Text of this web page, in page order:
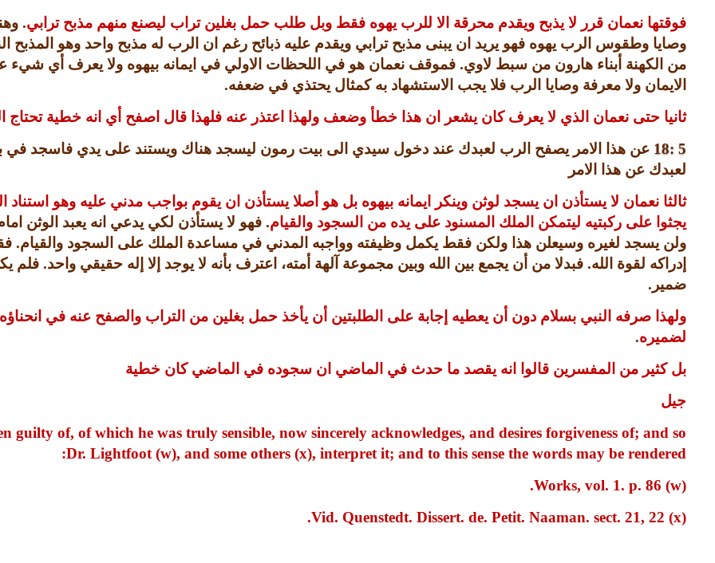
فوقتها نعمان قرر لا يذبح ويقدم محرقة الا للرب يهوه فقط وبل طلب حمل بغلين تراب ليصنع منهم مذبح ترابي.
وصايا وطقوس الرب يهوه فهو يريد ان يبنى مذبح ترابي ويقدم عليه ذبائح رغم ان الرب له مذبح واحد وهو المذبح
من الكهنة أبناء هارون من سبط لاوي. فموقف نعمان هو في اللحظات الاولي في ايمانه بيهوه ولا يعرف أي شيء
الايمان ولا معرفة وصايا الرب فلا يجب الاستشهاد به كمثال يحتذي في ضعفه.
ثانيا حتى نعمان الذي لا يعرف كان يشعر ان هذا خطأ وضعف ولهذا اعتذر عنه فلهذا قال اصفح أي انه خطية تحتاج
5 :18
عن هذا الامر يصفح الرب لعبدك عند دخول سيدي الى بيت رمون ليسجد هناك ويستند على يدي فاسجد
لعبدك عن هذا الامر
ثالثا نعمان لا يستأذن ان يسجد لوثن وينكر ايمانه بيهوه بل هو أصلا يستأذن ان يقوم بواجب مدني عليه وهو
يجثوا على ركبتيه ليتمكن الملك المسنود على يده من السجود والقيام. فهو لا يستأذن لكي يدعي انه يعبد الوثن
ولن يسجد لغيره وسيعلن هذا ولكن فقط يكمل وظيفته وواجبه المدني في مساعدة الملك على السجود والقيام.
إدراكه لقوة الله. فبدلا من أن يجمع بين الله وبين مجموعة آلهة أمته، اعترف بأنه لا يوجد إلا إله حقيقي واحد. فلم
ضمير .
ولهذا صرفه النبي بسلام دون أن يعطيه إجابة على الطلبتين أن يأخذ حمل بغلين من التراب والصفح عنه في
لضميره.
بل كثير من المفسرين قالوا انه يقصد ما حدث في الماضي ان سجوده في الماضي كان خطية
جيل
of, of which he was truly sensible, now sincerely acknowledges, and desires forgiveness of; and so
Dr. Lightfoot (w), and some others (x), interpret it; and to this sense the words may be rendered:
(w) Works, vol. 1. p. 86.
(x) Vid. Quenstedt. Dissert. de. Petit. Naaman. sect. 21, 22.